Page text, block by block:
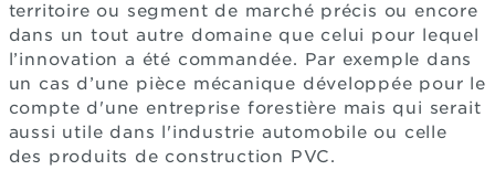
territoire ou segment de marché précis ou encore
dans un tout autre domaine que celui pour lequel
l’innovation a été commandée. Par exemple dans
un cas d’une pièce mécanique développée pour le
compte d'une entreprise forestière mais qui serait
aussi utile dans l'industrie automobile ou celle
des produits de construction PVC.